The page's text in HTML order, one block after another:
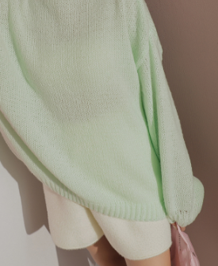
に提供しなければならない個人情報（注文者
氏名、電話番号、受取人住所を含むがこれに
れ当サービスで必要な範囲内で利用されま
、処理、利用について、詳細はAFTEE公式ホ
集、処理及び利用に関する声明』をご参照く
）。
審査を通過すれば、最高額がNT$10,000にな
合、その金額に基づいて年利20%の遅延滞
の利用者は、事前に法定代理人または後見人
用いただけます。
て疑問がある、または関連する法律の権利を
ロテクションズcs_tw@netprotections.co.jp
した個人情報を、必要な購入注文書とあわせ
またはAFTEEにあなたの個人情報の収集、処
ご同意いただけない場合は、当サービスを選